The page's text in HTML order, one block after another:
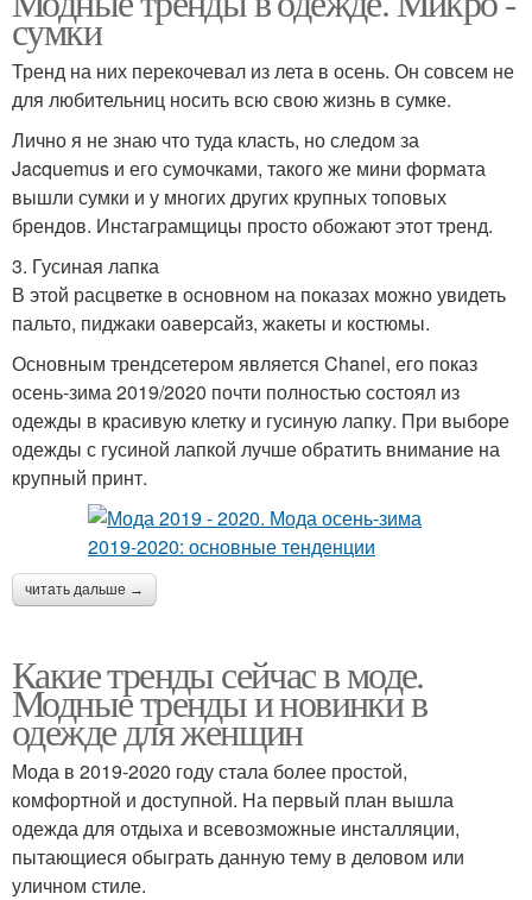
сумки
Тренд на них перекочевал из лета в осень. Он совсем не
для любительниц носить всю свою жизнь в сумке.
Лично я не знаю что туда класть, но следом за
Jacquemus и его сумочками, такого же мини формата
вышли сумки и у многих других крупных топовых
брендов. Инстаграмщицы просто обожают этот тренд.
3. Гусиная лапка
В этой расцветке в основном на показах можно увидеть
пальто, пиджаки оаверсайз, жакеты и костюмы.
Основным трендсетером является Chanel, его показ
осень-зима 2019/2020 почти полностью состоял из
одежды в красивую клетку и гусиную лапку. При выборе
одежды с гусиной лапкой лучше обратить внимание на
крупный принт.
читать дальше →
Какие тренды сейчас в моде.
Модные тренды и новинки в
одежде для женщин
Мода в 2019-2020 году стала более простой,
комфортной и доступной. На первый план вышла
одежда для отдыха и всевозможные инсталляции,
пытающиеся обыграть данную тему в деловом или
уличном стиле.